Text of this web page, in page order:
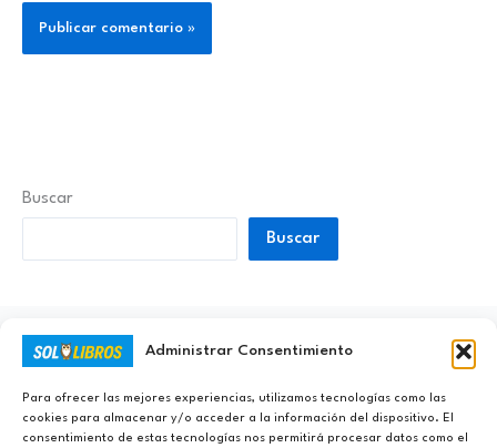
Administrar Consentimiento
Para ofrecer las mejores experiencias, utilizamos tecnologías como las
cookies para almacenar y/o acceder a la información del dispositivo. El
consentimiento de estas tecnologías nos permitirá procesar datos como el
Buscar
Buscar
Ayúdanos a Nunca Dejar de Aprender